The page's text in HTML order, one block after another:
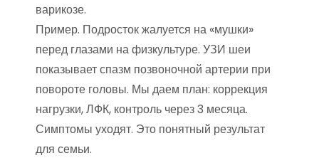
варикозе.
Пример. Подросток жалуется на «мушки»
перед глазами на физкультуре. УЗИ шеи
показывает спазм позвоночной артерии при
повороте головы. Мы даем план: коррекция
нагрузки, ЛФК, контроль через 3 месяца.
Симптомы уходят. Это понятный результат
для семьи.